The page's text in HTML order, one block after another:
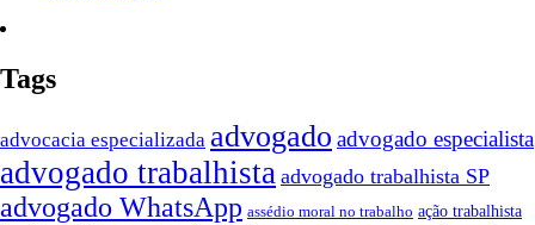
Tags
advocacia especializada advogado advogado especialista
advogado trabalhista advogado trabalhista SP
advogado WhatsApp assédio moral no trabalho ação trabalhista